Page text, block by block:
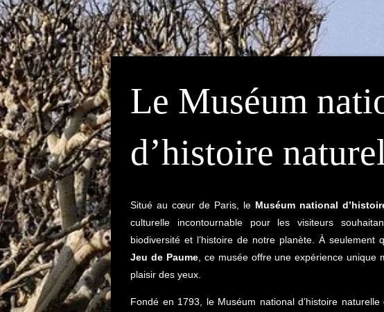
Le Muséum
d’histoire
Situé au cœur de Paris, le Muséum national
culturelle incontournable pour les visiteurs
biodiversité et l’histoire de notre planète. À seulement
Jeu de Paume, ce musée offre une expérience unique
plaisir des yeux.
Fondé en 1793, le Muséum national d’histoire